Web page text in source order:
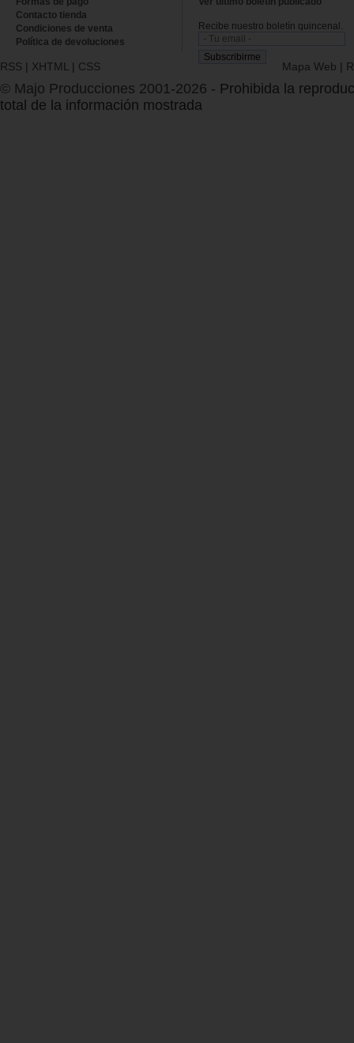
Contacto tienda
Condiciones de venta
Política de devoluciones
Recibe nuestro boletín quincenal.
RSS | XHTML | CSS Mapa Web |
© Majo Producciones 2001-2026 - Prohibida la
total de la información mostrada